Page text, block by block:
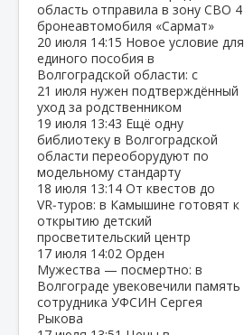
область отправила в зону СВО 4
бронеавтомобиля «Сармат»
20 июля 14:15 Новое условие для
единого пособия в
Волгоградской области: с
21 июля нужен подтверждённый
уход за родственником
19 июля 13:43 Ещё одну
библиотеку в Волгоградской
области переоборудуют по
модельному стандарту
18 июля 13:14 От квестов до
VR‑туров: в Камышине готовят к
открытию детский
просветительский центр
17 июля 14:02 Орден
Мужества — посмертно: в
Волгограде увековечили память
сотрудника УФСИН Сергея
Рыкова